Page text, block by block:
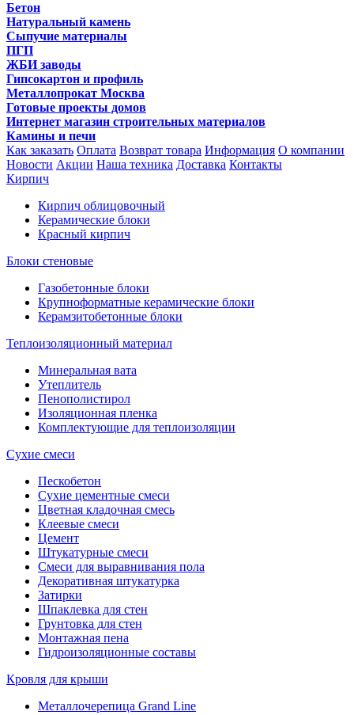
Бетон
Натуральный камень
Сыпучие материалы
ПГП
ЖБИ заводы
Гипсокартон и профиль
Металлопрокат Москва
Готовые проекты домов
Интернет магазин строительных материалов
Камины и печи
Как заказать Оплата Возврат товара Информация О компании
Новости Акции Наша техника Доставка Контакты
Кирпич
Кирпич облицовочный
Керамические блоки
Красный кирпич
Блоки стеновые
Газобетонные блоки
Крупноформатные керамические блоки
Керамзитобетонные блоки
Теплоизоляционный материал
Минеральная вата
Утеплитель
Пенополистирол
Изоляционная пленка
Комплектующие для теплоизоляции
Сухие смеси
Пескобетон
Сухие цементные смеси
Цветная кладочная смесь
Клеевые смеси
Цемент
Штукатурные смеси
Смеси для выравнивания пола
Декоративная штукатурка
Затирки
Шпаклевка для стен
Грунтовка для стен
Монтажная пена
Гидроизоляционные составы
Кровля для крыши
Металлочерепица Grand Line